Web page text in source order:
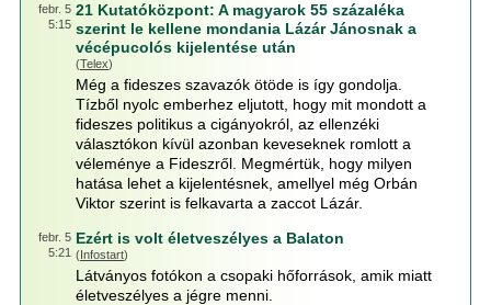
febr. 5
5:15
21 Kutatóközpont: A magyarok 55 százaléka
szerint le kellene mondania Lázár Jánosnak a
vécépucolós kijelentése után
(Telex)
Még a fideszes szavazók ötöde is így gondolja.
Tízből nyolc emberhez eljutott, hogy mit mondott a
fideszes politikus a cigányokról, az ellenzéki
választókon kívül azonban keveseknek romlott a
véleménye a Fideszről. Megmértük, hogy milyen
hatása lehet a kijelentésnek, amellyel még Orbán
Viktor szerint is felkavarta a zaccot Lázár.
febr. 5
5:21
Ezért is volt életveszélyes a Balaton
(Infostart)
Látványos fotókon a csopaki hőforrások, amik miatt
életveszélyes a jégre menni.